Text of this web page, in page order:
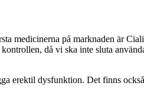
medicinerna på marknaden är
då vi ska inte sluta
erektil dysfunktion. Det finns